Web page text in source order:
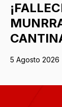
5 Agosto 2026